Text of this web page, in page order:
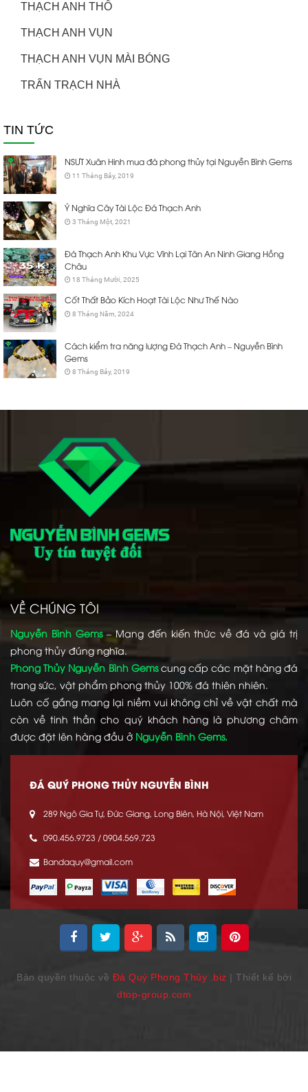
THẠCH ANH THÔ
THẠCH ANH VỤN
THẠCH ANH VỤN MÀI BÓNG
TRẤN TRẠCH NHÀ
TIN TỨC
NSƯT Xuân Hinh mua đá phong thủy tại Nguyễn Bình Gems
11 Tháng Bảy, 2019
Ý Nghĩa Cây Tài Lộc Đá Thạch Anh
3 Tháng Một, 2021
Đá Thạch Anh Khu Vực Vĩnh Lại Tân An Ninh Giang Hồng
Châu
18 Tháng Mười, 2025
Cốt Thất Bảo Kích Hoạt Tài Lộc Như Thế Nào
8 Tháng Năm, 2024
Cách kiểm tra năng lượng Đá Thạch Anh – Nguyễn Bình
Gems
8 Tháng Bảy, 2019
VỀ CHÚNG TÔI
Nguyễn Bình Gems– Mang đến kiến thức về đá và giá trị
phong thủy đúng nghĩa.
Phong Thủy Nguyễn Bình Gemscung cấp các mặt hàng đá
trang sức, vật phẩm phong thủy 100% đá thiên nhiên.
Luôn cố gắng mang lại niềm vui không chỉ về vật chất mà
còn về tinh thần cho quý khách hàng là phương châm
được đặt lên hàng đầu ở Nguyễn Bình Gems.
ĐÁ QUÝ PHONG THỦY NGUYỄN BÌNH
289 Ngô Gia Tự, Đức Giang, Long Biên, Hà Nội, Việt Nam
090.456.9723 / 0904.569.723
Bandaquy@gmail.com
Bản quyền thuộc về Đá Quý Phong Thủy .biz | Thiết kế bởi
dtop-group.com